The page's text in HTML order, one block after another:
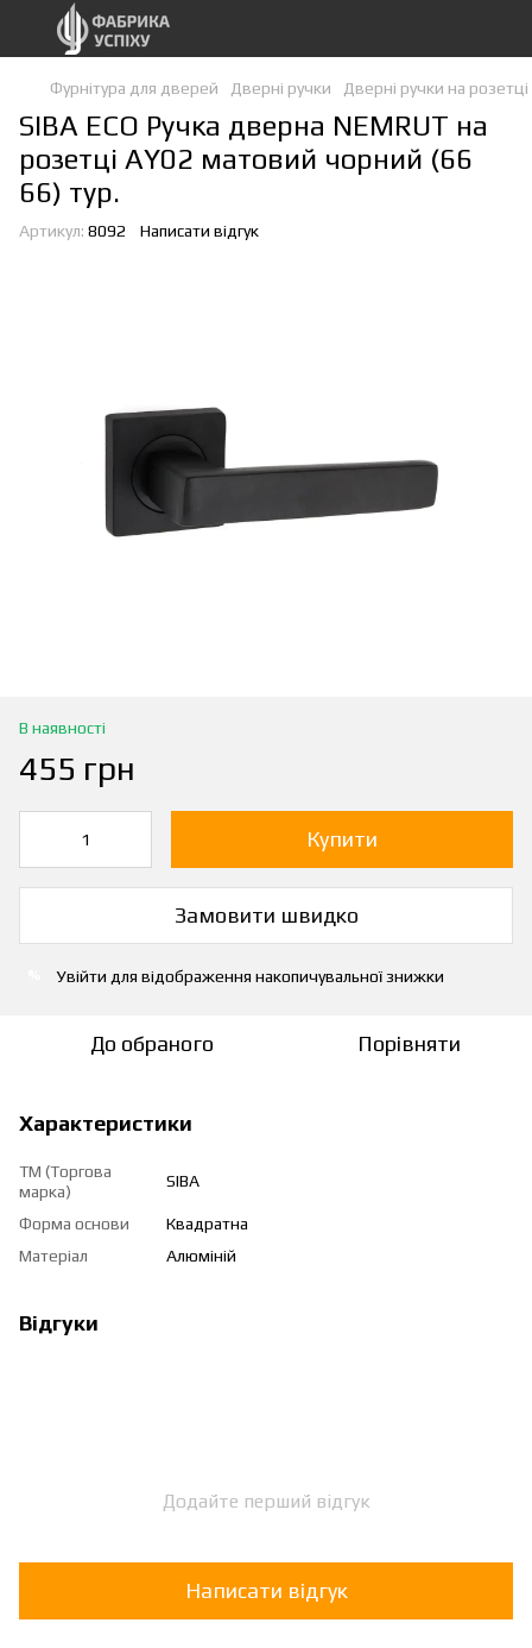
Фурнітура для дверей Дверні ручки Дверні ручки на розетці
SIBA ECO Ручка дверна NEMRUT на
розетці АY02 матовий чорний (66
66) тур.
Артикул: 8092 Написати відгук
В наявності
455 грн
Купити
Замовити швидко
Увійти для відображення накопичувальної знижки
До обраного Порівняти
Характеристики
ТМ (Торгова
марка)
SIBA
Форма основи
Квадратна
Матеріал
Алюміній
Відгуки
Додайте перший відгук
Написати відгук